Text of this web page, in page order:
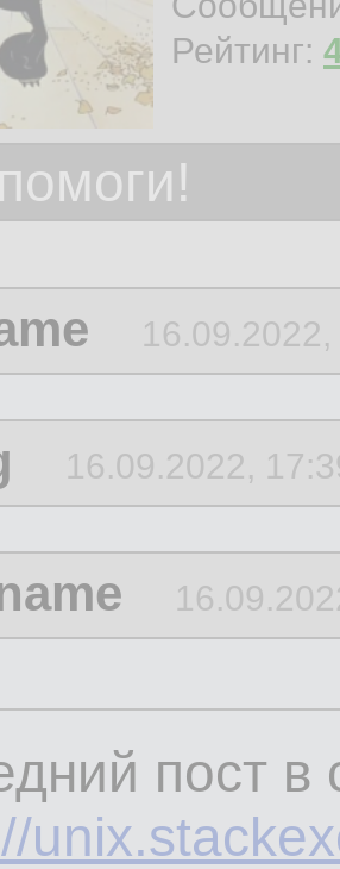
Рейтинг:
16.09.2022,
а ты
пост